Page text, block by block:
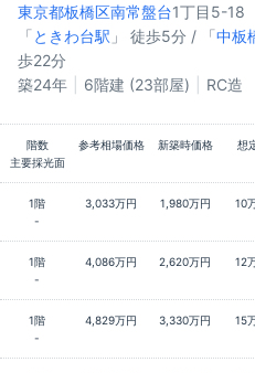
東京都板橋区南常盤台1丁目5-18
「ときわ台駅 」 徒歩5分 / 「中板
歩22分
築24年
6階建 (23部屋) RC造
階数 参考相場価格 新築時価格 想
主要採光面
1階 3,033万円 1,980万円 10
-
1階 4,086万円 2,620万円 12
-
1階 4,829万円 3,330万円 15
-